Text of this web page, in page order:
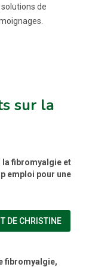
de
sur la
la fibromyalgie et
emploi pour une
DE CHRISTINE
fibromyalgie,